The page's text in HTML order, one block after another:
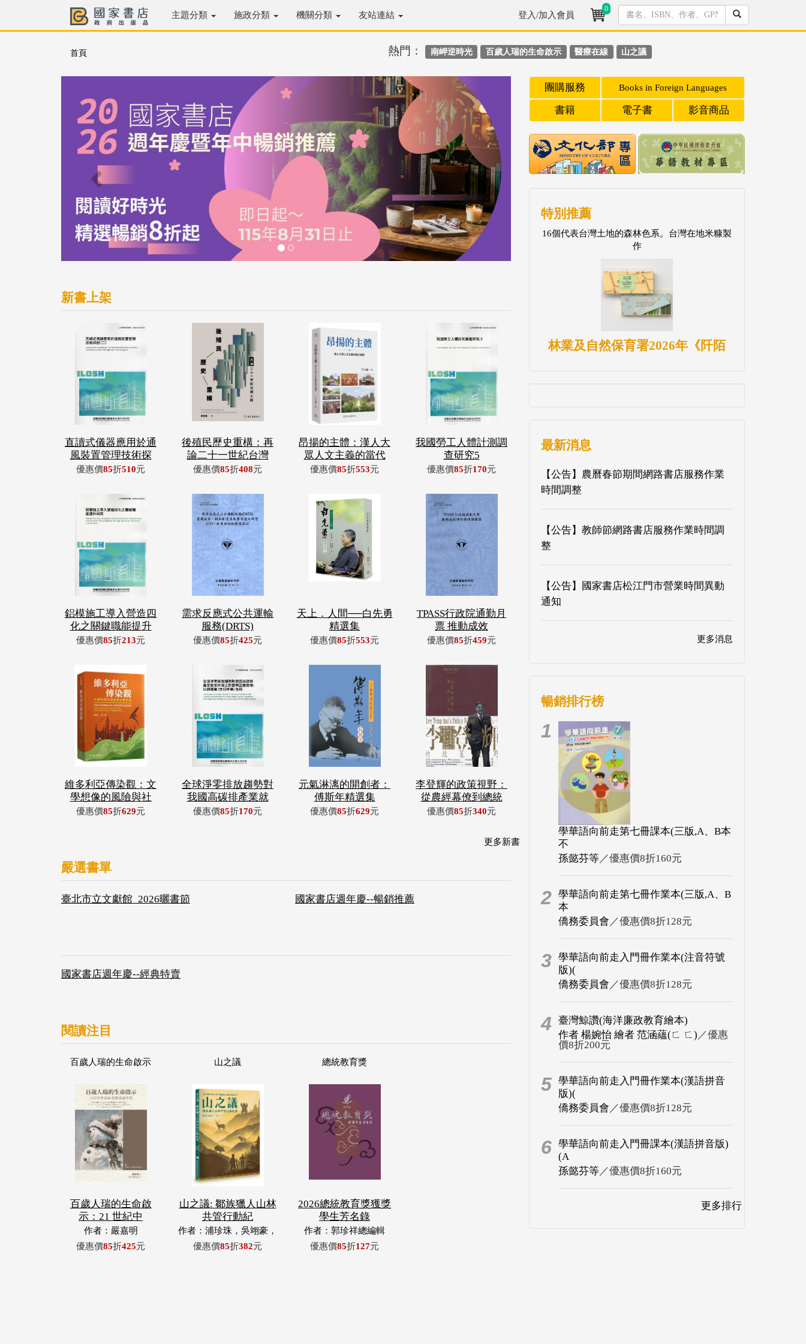
主題分類 施政分類 機關分類 友站連結 登入/加入會員
0
首頁 熱門： 南岬逆時光 百歲人瑞的生命啟示 醫療在線 山之議
新書上架
直讀式儀器應用於通
風裝置管理技術探
優惠價85折510元
後殖民歷史重構：再
論二十一世紀台灣
優惠價85折408元
昂揚的主體：漢人大
眾人文主義的當代
優惠價85折553元
我國勞工人體計測調
查研究5
優惠價85折170元
鋁模施工導入營造四
化之關鍵職能提升
優惠價85折213元
需求反應式公共運輸
服務(DRTS)
優惠價85折425元
天上．人間──白先勇
精選集
優惠價85折553元
TPASS行政院通勤月
票 推動成效
優惠價85折459元
維多利亞傳染觀：文
學想像的風險與社
優惠價85折629元
全球淨零排放趨勢對
我國高碳排產業就
優惠價85折170元
元氣淋漓的開創者：
傅斯年精選集
優惠價85折629元
李登輝的政策視野：
從農經幕僚到總統
優惠價85折340元
更多新書
嚴選書單
臺北市立文獻館_2026曬書節 國家書店週年慶--暢銷推薦
國家書店週年慶--經典特賣
閱讀注目
百歲人瑞的生命啟示
百歲人瑞的生命啟
示：21 世紀中
作者：嚴嘉明
優惠價85折425元
山之議
山之議: 鄒族獵人山林
共管行動紀
作者：浦珍珠，吳翊豪，
呂翊齊，張惠東，許玉
優惠價85折382元
總統教育獎
2026總統教育獎獲獎
學生芳名錄
作者：郭珍祥總編輯
優惠價85折127元
團購服務 Books in Foreign Languages
書籍 電子書 影音商品
特別推薦
16個代表台灣土地的森林色系。台灣在地米糠製
作
林業及自然保育署2026年《阡陌
最新消息
【公告】農曆春節期間網路書店服務作業
時間調整
【公告】教師節網路書店服務作業時間調
整
【公告】國家書店松江門市營業時間異動
通知
更多消息
暢銷排行榜
1
學華語向前走第七冊課本(三版,A、B本
不
孫懿芬等／優惠價8折160元
2 學華語向前走第七冊作業本(三版,A、B
本
僑務委員會 ／優惠價8折128元
3 學華語向前走入門冊作業本(注音符號
版)(
僑務委員會 ／優惠價8折128元
4
臺灣鯨讚(海洋廉政教育繪本)
作者 楊婉怡 繪者 范涵蘊(ㄈ ㄈ) ／優惠
價8折200元
5 學華語向前走入門冊作業本(漢語拼音
版)(
僑務委員會 ／優惠價8折128元
6 學華語向前走入門冊課本(漢語拼音版)
(A
孫懿芬等／優惠價8折160元
更多排行